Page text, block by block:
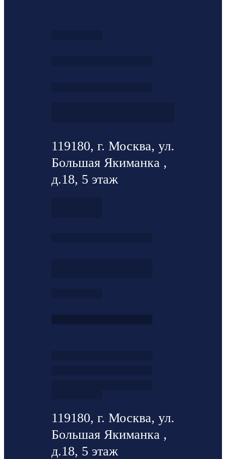
119180, г. Москва, ул.
Большая Якиманка ,
д.18, 5 этаж
119180, г. Москва, ул.
Большая Якиманка ,
д.18, 5 этаж